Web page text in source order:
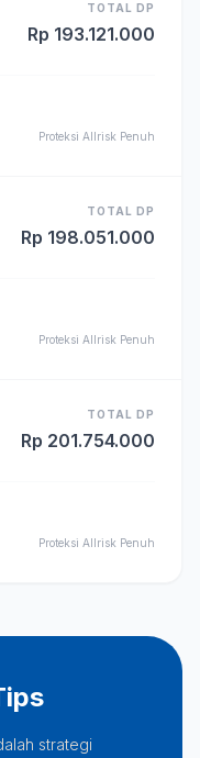
TOTAL DP
Rp 193.121.000
Proteksi Allrisk Penuh
TOTAL DP
Rp 198.051.000
Proteksi Allrisk Penuh
TOTAL DP
Rp 201.754.000
Proteksi Allrisk Penuh
strategi